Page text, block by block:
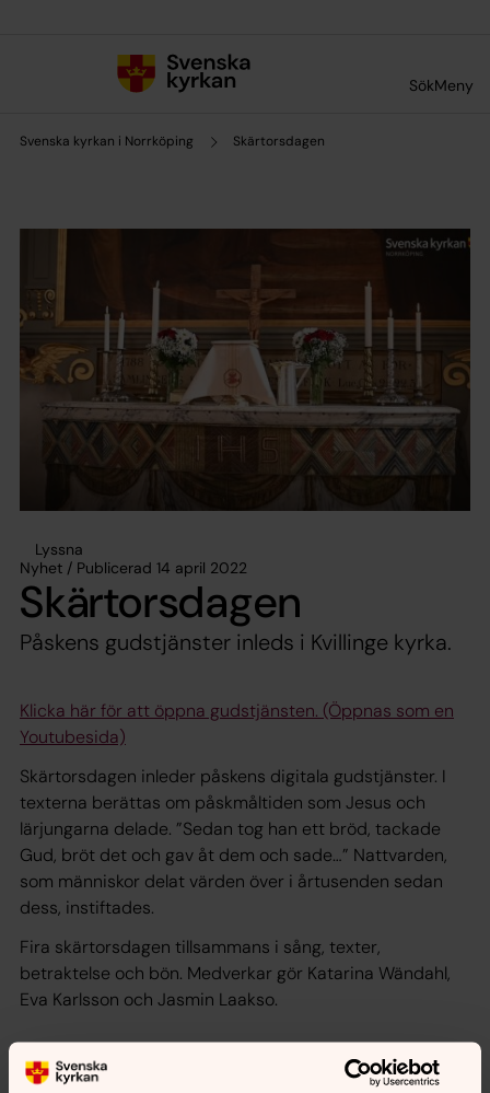
SökMeny
Svenska kyrkan i Norrköping Skärtorsdagen
Lyssna
Nyhet / Publicerad 14 april 2022
Skärtorsdagen
Påskens gudstjänster inleds i Kvillinge kyrka.
Klicka här för att öppna gudstjänsten. (Öppnas som en
Youtubesida)
Skärtorsdagen inleder påskens digitala gudstjänster. I
texterna berättas om påskmåltiden som Jesus och
lärjungarna delade. ”Sedan tog han ett bröd, tackade
Gud, bröt det och gav åt dem och sade…” Nattvarden,
som människor delat värden över i årtusenden sedan
dess, instiftades.
Fira skärtorsdagen tillsammans i sång, texter,
betraktelse och bön. Medverkar gör Katarina Wändahl,
Eva Karlsson och Jasmin Laakso.